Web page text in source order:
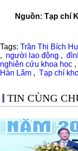
Nguồn: Tạp chí
Tags: Trần Thị Bích
, người lao động ,
nghiên cứu khoa học ,
Hàn Lâm , Tạp chí
TIN CÙNG